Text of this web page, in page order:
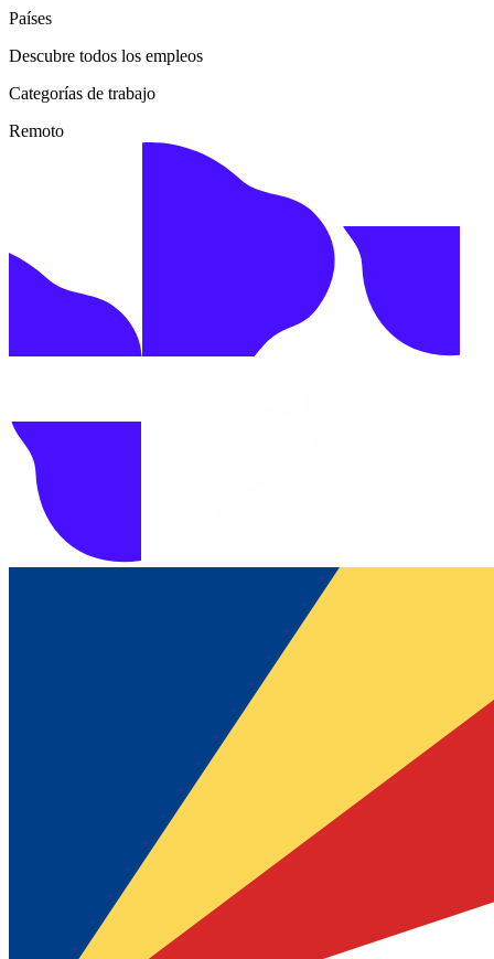
Países
Descubre todos los empleos
Categorías de trabajo
Remoto